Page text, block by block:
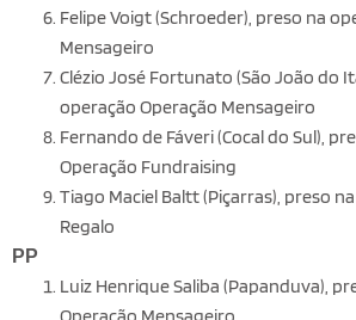
Felipe Voigt (Schroeder), preso na
Mensageiro
Clézio José Fortunato (São João do
operação Operação Mensageiro
Fernando de Fáveri (Cocal do Sul),
Operação Fundraising
Tiago Maciel Baltt (Piçarras), preso
Regalo
PP
Luiz Henrique Saliba (Papanduva),